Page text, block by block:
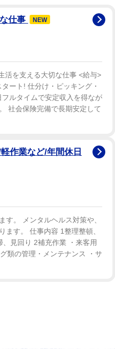
仕事 NEW
活を支える大切な仕事 <給与>
ート! 仕分け・ピッキング・
ルタイムで安定収入を得なが
社会保険完備で長期安定して
作業など/年間休日
す。 メンタルヘルス対策や、
ます。 仕事内容 1整理整頓、
見回り 2補充作業 ・来客用
類の管理・メンテナンス ・サ